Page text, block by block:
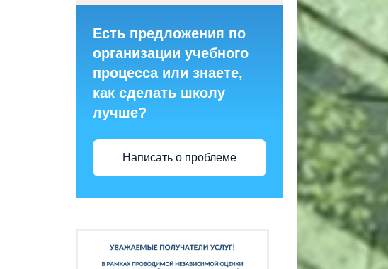
Есть предложения по
организации учебного
процесса или знаете,
как сделать школу
лучше?
Написать о проблеме